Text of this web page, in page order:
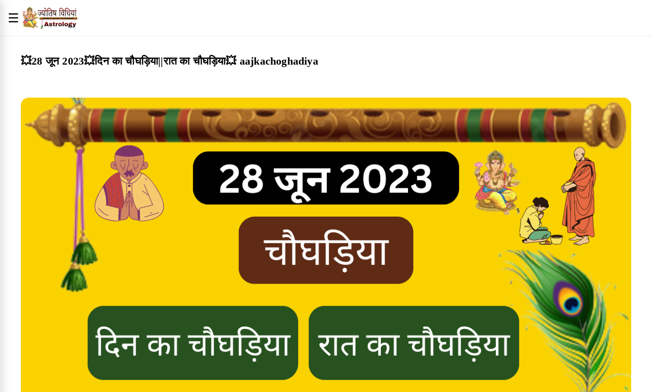
☰
💥28 जून 2023💥दिन का चौघड़िया||रात का चौघड़िया💥 aajkachoghadiya